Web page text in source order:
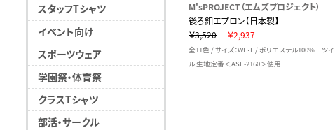
スタッフTシャツ
イベント向け
スポーツウェア
学園祭・体育祭
クラスTシャツ
部活・サークル
M'sPROJECT（エムズプロジェクト）
後ろ釦エプロン【日本製】
￥3,520
￥2,937
全11色 / サイズ：WF・F / ポリエステル100% ツイ
ル 生地定番＜ASE-2160＞使用